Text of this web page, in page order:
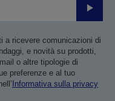
Invia
a ricevere comunicazioni di
e novità su prodotti,
o altre tipologie di
preferenze e al tuo
Informativa sulla privacy